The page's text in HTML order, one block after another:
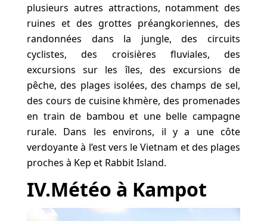
plusieurs autres attractions, notamment des
ruines et des grottes préangkoriennes, des
randonnées dans la jungle, des circuits
cyclistes, des croisières fluviales, des
excursions sur les îles, des excursions de
pêche, des plages isolées, des champs de sel,
des cours de cuisine khmère, des promenades
en train de bambou et une belle campagne
rurale. Dans les environs, il y a une côte
verdoyante à l’est vers le Vietnam et des plages
proches à Kep et Rabbit Island.
IV.Météo à Kampot